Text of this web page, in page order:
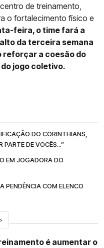
de treinamento,
o fortalecimento físico e
feira, o time fará a
da terceira semana
reforçar a coesão do
jogo coletivo.
DO CORINTHIANS,
DE VOCÊS...”
EM JOGADORA DO
PENDÊNCIA COM ELENCO
é aumentar o